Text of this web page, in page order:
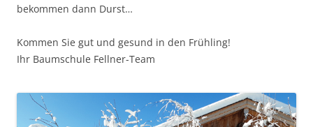
bekommen dann Durst…
Kommen Sie gut und gesund in den Frühling!
Ihr Baumschule Fellner-Team